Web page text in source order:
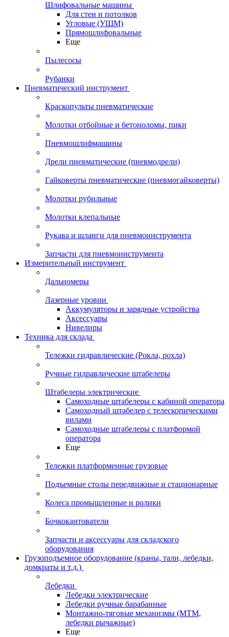
Шлифовальные машины
Для стен и потолков
Угловые (УШМ)
Прямошлифовальные
Еще
Пылесосы
Рубанки
Пневматический инструмент
Краскопульты пневматические
Молотки отбойные и бетоноломы, пики
Пневмошлифмашины
Дрели пневматические (пневмодрели)
Гайковерты пневматические (пневмогайковерты)
Молотки рубильные
Молотки клепальные
Рукава и шланги для пневмоинструмента
Запчасти для пневмоинструмента
Измерительный инструмент
Дальномеры
Лазерные уровни
Аккумуляторы и зарядные устройства
Аксессуары
Нивелиры
Техника для склада
Тележки гидравлические (Рокла, рохла)
Ручные гидравлические штабелеры
Штабелеры электрические
Самоходные штабелеры с кабиной оператора
Самоходный штабелер с телескопическими
вилами
Самоходные штабелеры с платформой
оператора
Еще
Тележки платформенные грузовые
Подъемные столы передвижные и стационарные
Колеса промышленные и ролики
Бочкокантователи
Запчасти и аксессуары для складского
оборудования
Грузоподъемное оборудование (краны, тали, лебедки,
домкраты и т.д.)
Лебедки
Лебедки электрические
Лебедки ручные барабанные
Монтажно-тяговые механизмы (МТМ,
лебедки рычажные)
Еще